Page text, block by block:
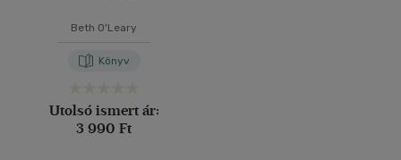
Beth O'Leary
Könyv
Utolsó ismert ár:
3 990 Ft